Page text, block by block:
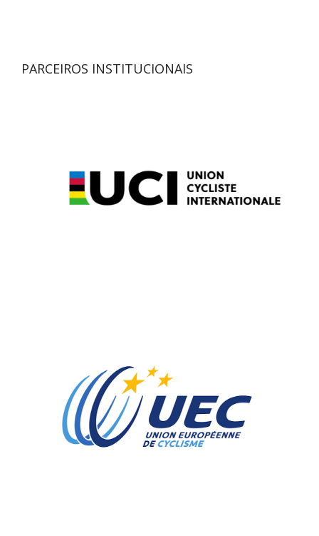
PARCEIROS INSTITUCIONAIS